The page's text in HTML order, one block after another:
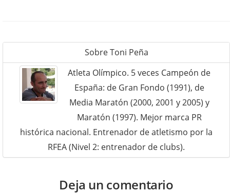
SobreToni Peña
Atleta Olímpico. 5 veces Campeón de
España: de Gran Fondo (1991), de
Media Maratón (2000, 2001 y 2005) y
Maratón (1997). Mejor marca PR
histórica nacional. Entrenador de atletismo por la
RFEA (Nivel 2: entrenador de clubs).
Deja un comentario